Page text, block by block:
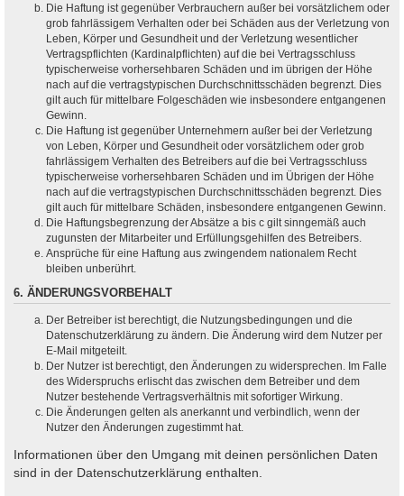
Die Haftung ist gegenüber Verbrauchern außer bei vorsätzlichem oder
grob fahrlässigem Verhalten oder bei Schäden aus der Verletzung von
Leben, Körper und Gesundheit und der Verletzung wesentlicher
Vertragspflichten (Kardinalpflichten) auf die bei Vertragsschluss
typischerweise vorhersehbaren Schäden und im übrigen der Höhe
nach auf die vertragstypischen Durchschnittsschäden begrenzt. Dies
gilt auch für mittelbare Folgeschäden wie insbesondere entgangenen
Gewinn.
Die Haftung ist gegenüber Unternehmern außer bei der Verletzung
von Leben, Körper und Gesundheit oder vorsätzlichem oder grob
fahrlässigem Verhalten des Betreibers auf die bei Vertragsschluss
typischerweise vorhersehbaren Schäden und im Übrigen der Höhe
nach auf die vertragstypischen Durchschnittsschäden begrenzt. Dies
gilt auch für mittelbare Schäden, insbesondere entgangenen Gewinn.
Die Haftungsbegrenzung der Absätze a bis c gilt sinngemäß auch
zugunsten der Mitarbeiter und Erfüllungsgehilfen des Betreibers.
Ansprüche für eine Haftung aus zwingendem nationalem Recht
bleiben unberührt.
6. ÄNDERUNGSVORBEHALT
Der Betreiber ist berechtigt, die Nutzungsbedingungen und die
Datenschutzerklärung zu ändern. Die Änderung wird dem Nutzer per
E-Mail mitgeteilt.
Der Nutzer ist berechtigt, den Änderungen zu widersprechen. Im Falle
des Widerspruchs erlischt das zwischen dem Betreiber und dem
Nutzer bestehende Vertragsverhältnis mit sofortiger Wirkung.
Die Änderungen gelten als anerkannt und verbindlich, wenn der
Nutzer den Änderungen zugestimmt hat.
Informationen über den Umgang mit deinen persönlichen Daten
sind in der Datenschutzerklärung enthalten.